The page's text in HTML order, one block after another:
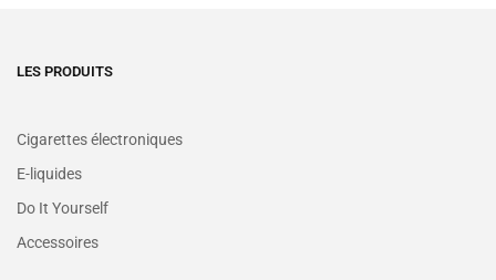
LES PRODUITS
Cigarettes électroniques
E-liquides
Do It Yourself
Accessoires